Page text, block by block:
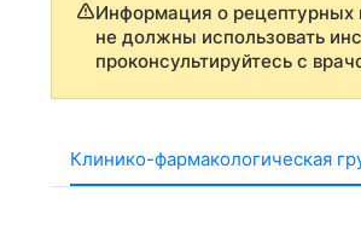
Информация о рецептурных
не должны использовать
проконсультируйтесь с
Клинико-фармакологическая